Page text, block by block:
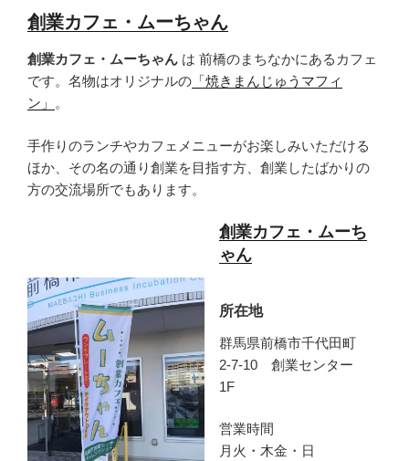
創業カフェ・ムーちゃん
創業カフェ・ムーちゃん は 前橋のまちなかにあるカフェ
です。名物はオリジナルの 「焼きまんじゅうマフィ
ン」
。
手作りのランチやカフェメニューがお楽しみいただける
ほか、その名の通り創業を目指す方、創業したばかりの
方の交流場所でもあります。
創業カフェ・ムーち
ゃん
所在地
群馬県前橋市千代田町
2-7-10 創業センター
1F
営業時間
月火・木金・日